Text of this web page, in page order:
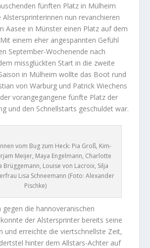
fünften Platz in Mülheim
Alstersprinterinnen nun revanchieren
Aasee in Münster einen Platz auf dem
einem eher angespannten Gefühl
September-Wochenende nach
missglückten Start in die zweite
in Mülheim wollte das Boot rund
von Warburg und Patrick Wiechens
vorangegangene fünfte Platz der
und den Schnellstarts geschuldet war.
vom Bug zum Heck: Pia Groß, Kim-
Meijer, Maya Engelmann, Charlotte
Brüggemann, Louise von Lacroix, Silja
Lisa Schneemann (Foto: Alexander
Pischke)
die hannoveranischen
der Alstersprinter bereits seine
und erreichte die viertschnellste Zeit,
hinter dem Allstars-Achter auf